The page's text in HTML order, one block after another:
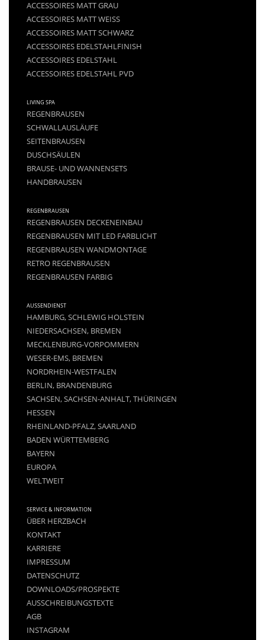
ACCESSOIRES MATT GRAU
ACCESSOIRES MATT WEISS
ACCESSOIRES MATT SCHWARZ
ACCESSOIRES EDELSTAHLFINISH
ACCESSOIRES EDELSTAHL
ACCESSOIRES EDELSTAHL PVD
LIVING SPA
REGENBRAUSEN
SCHWALLAUSLÄUFE
SEITENBRAUSEN
DUSCHSÄULEN
BRAUSE- UND WANNENSETS
HANDBRAUSEN
REGENBRAUSEN
REGENBRAUSEN DECKENEINBAU
REGENBRAUSEN MIT LED FARBLICHT
REGENBRAUSEN WANDMONTAGE
RETRO REGENBRAUSEN
REGENBRAUSEN FARBIG
AUSSENDIENST
HAMBURG, SCHLEWIG HOLSTEIN
NIEDERSACHSEN, BREMEN
MECKLENBURG-VORPOMMERN
WESER-EMS, BREMEN
NORDRHEIN-WESTFALEN
BERLIN, BRANDENBURG
SACHSEN, SACHSEN-ANHALT, THÜRINGEN
HESSEN
RHEINLAND-PFALZ, SAARLAND
BADEN WÜRTTEMBERG
BAYERN
EUROPA
WELTWEIT
SERVICE & INFORMATION
ÜBER HERZBACH
KONTAKT
KARRIERE
IMPRESSUM
DATENSCHUTZ
DOWNLOADS/PROSPEKTE
AUSSCHREIBUNGSTEXTE
AGB
INSTAGRAM